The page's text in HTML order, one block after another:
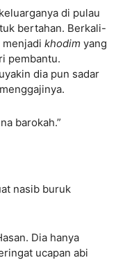
di pulau
bertahan. Berkali-
menjadi khodim yang
pembantu.
dia pun sadar
barokah.”
nasib buruk
Dia hanya
ucapan abi